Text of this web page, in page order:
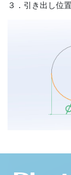
３．引き出し位